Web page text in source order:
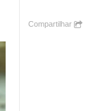
Compartilhar